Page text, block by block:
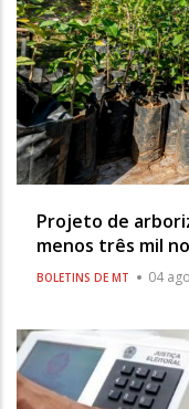
Projeto de
menos três mil
BOLETINS DE MT 04